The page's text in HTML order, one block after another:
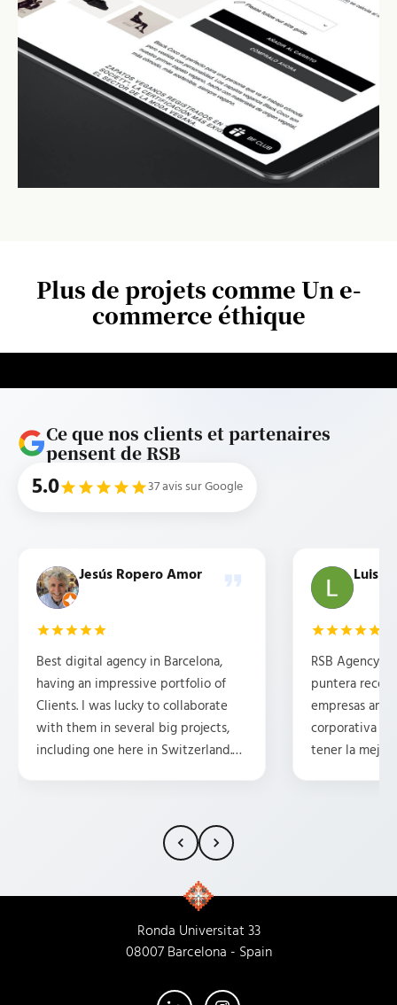
Plus de projets comme Un e-
commerce éthique
Ce que nos clients et partenaires
pensent de RSB
5.0 37 avis sur Google
Jesús Ropero Amor
Best digital agency in Barcelona,
having an impressive portfolio of
Clients. I was lucky to collaborate
with them in several big projects,
including one here in Switzerland.
Luis
RSB Agency
puntera
empresas
corporativa y
tener la mejor
Ronda Universitat 33
08007 Barcelona - Spain